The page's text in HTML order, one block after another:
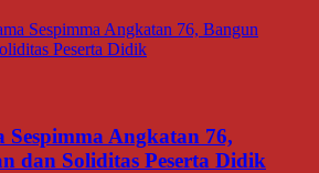
Sespimma Angkatan 76,
dan Soliditas Peserta Didik